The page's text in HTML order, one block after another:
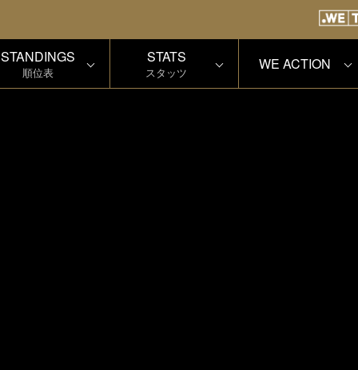
STANDINGS
順位表
STATS
スタッツ WE ACTION